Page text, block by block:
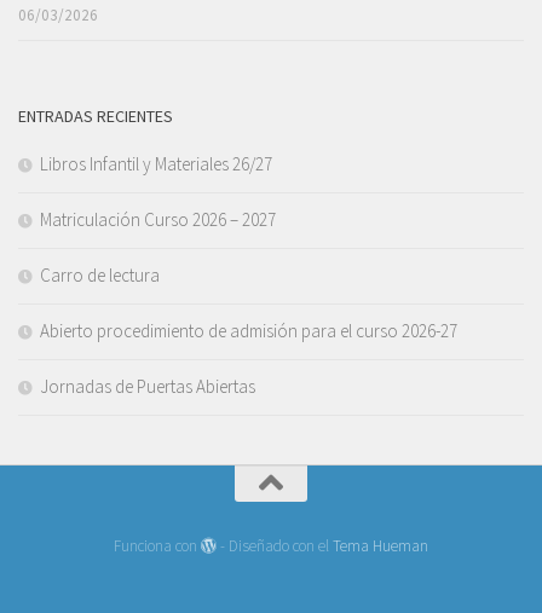
06/03/2026
ENTRADAS RECIENTES
Libros Infantil y Materiales 26/27
Matriculación Curso 2026 – 2027
Carro de lectura
Abierto procedimiento de admisión para el curso 2026-27
Jornadas de Puertas Abiertas
Funciona con - Diseñado con elTema Hueman